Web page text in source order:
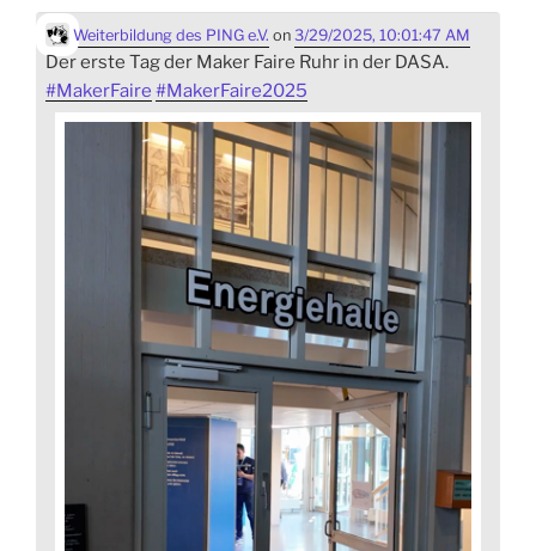
Weiterbildung des PING e.V. on 3/29/2025, 10:01:47 AM
Der erste Tag der Maker Faire Ruhr in der DASA.
#MakerFaire #MakerFaire2025